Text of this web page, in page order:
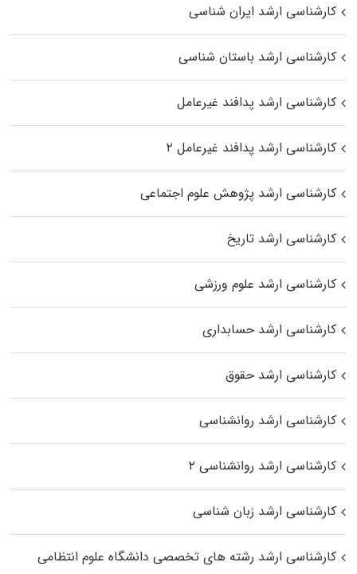
کارشناسی ارشد ایران شناسی
کارشناسی ارشد باستان شناسی
کارشناسی ارشد پدافند غیرعامل
کارشناسی ارشد پدافند غیرعامل ۲
کارشناسی ارشد پژوهش علوم اجتماعی
کارشناسی ارشد تاریخ
کارشناسی ارشد علوم ورزشی
کارشناسی ارشد حسابداری
کارشناسی ارشد حقوق
کارشناسی ارشد روانشناسی
کارشناسی ارشد روانشناسی ۲
کارشناسی ارشد زبان شناسی
کارشناسی ارشد رﺷﺘﻪ ﻫﺎی تخصصی داﻧﺸﮕﺎه ﻋﻠﻮم انتظامی